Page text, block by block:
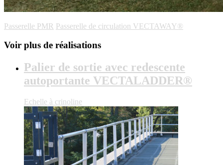
Passerelle PMR Passerelle de circulation VECTAWAY®
Voir plus de réalisations
Palier de sortie avec redescente
autoportante VECTALADDER®
Echelle à crinoline